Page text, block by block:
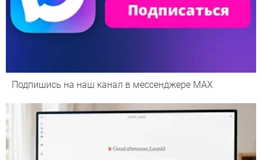
Подпишись на наш канал в мессенджере МАХ